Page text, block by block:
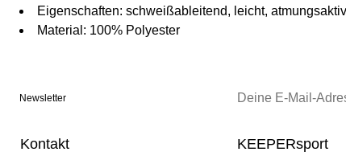
Eigenschaften: schweißableitend, leicht, atmungsaktiv
Material: 100% Polyester
Newsletter
Kontakt KEEPERsport